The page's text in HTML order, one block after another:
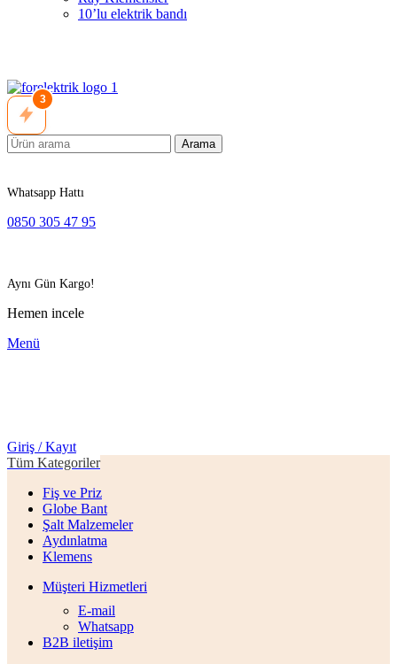
10’lu elektrik bandı
3
Arama
Whatsapp Hattı
0850 305 47 95
Aynı Gün Kargo!
Hemen incele
Menü
Giriş / Kayıt
Tüm Kategoriler
Fiş ve Priz
Globe Bant
Şalt Malzemeler
Aydınlatma
Klemens
Müşteri Hizmetleri
E-mail
Whatsapp
B2B iletişim